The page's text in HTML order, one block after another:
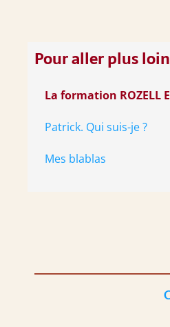
Pour aller plus
La formation ROZELL
Patrick. Qui suis-je ?
Mes blablas